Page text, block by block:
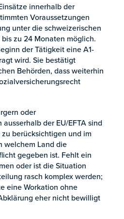
innerhalb der
Voraussetzungen
unter die schweizerischen
zu 24 Monaten möglich.
der Tätigkeit eine A1-
wird. Sie bestätigt
Behörden, dass weiterhin
oder
der EU/EFTA sind
berücksichtigen und im
welchem Land die
gegeben ist. Fehlt ein
oder ist die Situation
rasch komplex werden;
eine Workation ohne
eher nicht bewilligt